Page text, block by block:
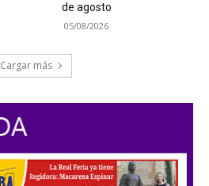
de agosto
05/08/2026
Cargar más